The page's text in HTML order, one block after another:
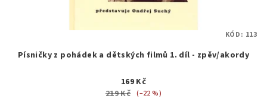
Písničky z pohádek a dětských filmů 1. díl - zpěv/akordy
169 Kč
219 Kč (–22 %)
KÓD: 113